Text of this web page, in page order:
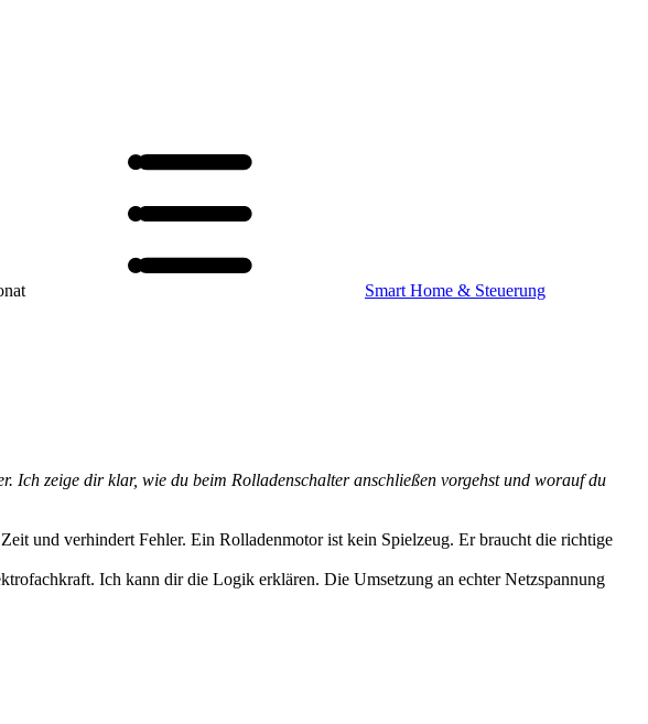
Smart Home & Steuerung
zeige dir klar, wie du beim Rolladenschalter anschließen vorgehst und worauf du
und verhindert Fehler. Ein Rolladenmotor ist kein Spielzeug. Er braucht die richtige
Ich kann dir die Logik erklären. Die Umsetzung an echter Netzspannung